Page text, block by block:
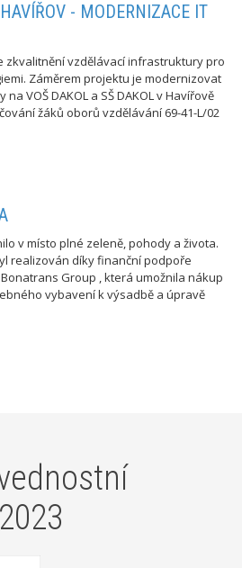
- MODERNIZACE IT
zkvalitnění vzdělávací infrastruktury pro
Záměrem projektu je modernizovat
VOŠ DAKOL a SŠ DAKOL v Havířově
žáků oborů vzdělávání 69-41-L/02
v místo plné zeleně, pohody a života.
realizován díky finanční podpoře
Group , která umožnila nákup
vybavení k výsadbě a úpravě